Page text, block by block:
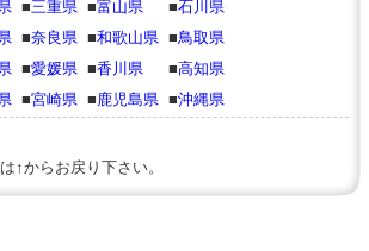
■三重県 ■富山県 ■石川県
■奈良県 ■和歌山県 ■鳥取県
■愛媛県 ■香川県 ■高知県
■宮崎県 ■鹿児島県 ■沖縄県
↑からお戻り下さい。